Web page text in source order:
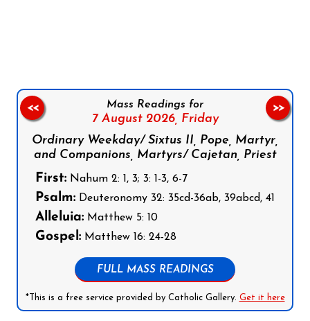
Mass Readings for
7 August 2026, Friday
Ordinary Weekday/ Sixtus II, Pope, Martyr,
and Companions, Martyrs/ Cajetan, Priest
First: Nahum 2: 1, 3; 3: 1-3, 6-7
Psalm: Deuteronomy 32: 35cd-36ab, 39abcd, 41
Alleluia: Matthew 5: 10
Gospel: Matthew 16: 24-28
FULL MASS READINGS
*This is a free service provided by Catholic Gallery. Get it here
<< >>